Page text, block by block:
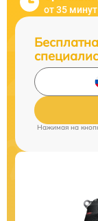
от 35 минут
Нажимая на